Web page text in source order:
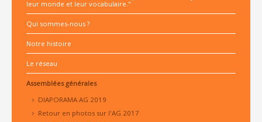
leur monde et leur vocabulaire."
Qui sommes-nous ?
Notre histoire
Le réseau
Assemblées générales
DIAPORAMA AG 2019
Retour en photos sur l'AG 2017